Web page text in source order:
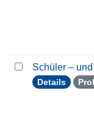
Schüler –
Details